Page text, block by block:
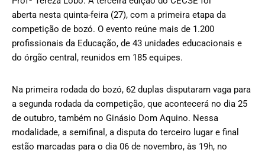
aberta nesta quinta-feira (27), com a primeira etapa da
competição de bozó. O evento reúne mais de 1.200
profissionais da Educação, de 43 unidades educacionais e
do órgão central, reunidos em 185 equipes.
Na primeira rodada do bozó, 62 duplas disputaram vaga para
a segunda rodada da competição, que acontecerá no dia 25
de outubro, também no Ginásio Dom Aquino. Nessa
modalidade, a semifinal, a disputa do terceiro lugar e final
estão marcadas para o dia 06 de novembro, às 19h, no